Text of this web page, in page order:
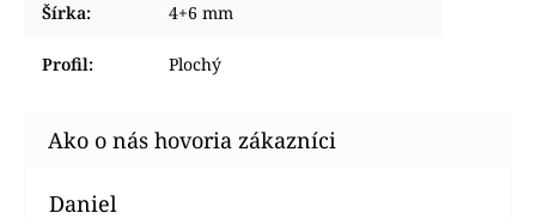
Šírka: 4+6 mm
Profil: Plochý
Daniel